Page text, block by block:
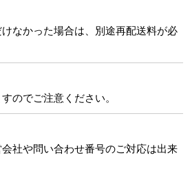
なかった場合は、別途再配送料が必
のでご注意ください。
社や問い合わせ番号のご対応は出来